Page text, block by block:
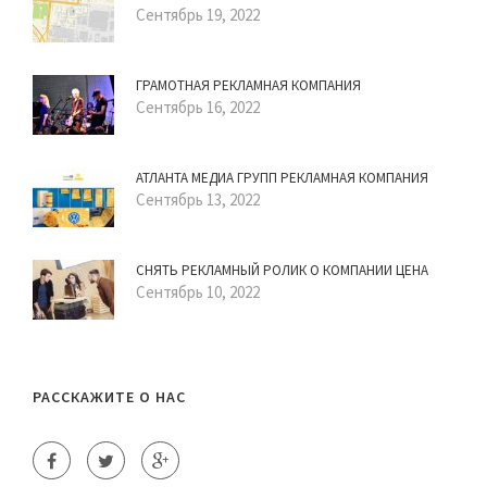
Сентябрь 19, 2022
ГРАМОТНАЯ РЕКЛАМНАЯ КОМПАНИЯ
Сентябрь 16, 2022
АТЛАНТА МЕДИА ГРУПП РЕКЛАМНАЯ КОМПАНИЯ
Сентябрь 13, 2022
СНЯТЬ РЕКЛАМНЫЙ РОЛИК О КОМПАНИИ ЦЕНА
Сентябрь 10, 2022
РАССКАЖИТЕ О НАС